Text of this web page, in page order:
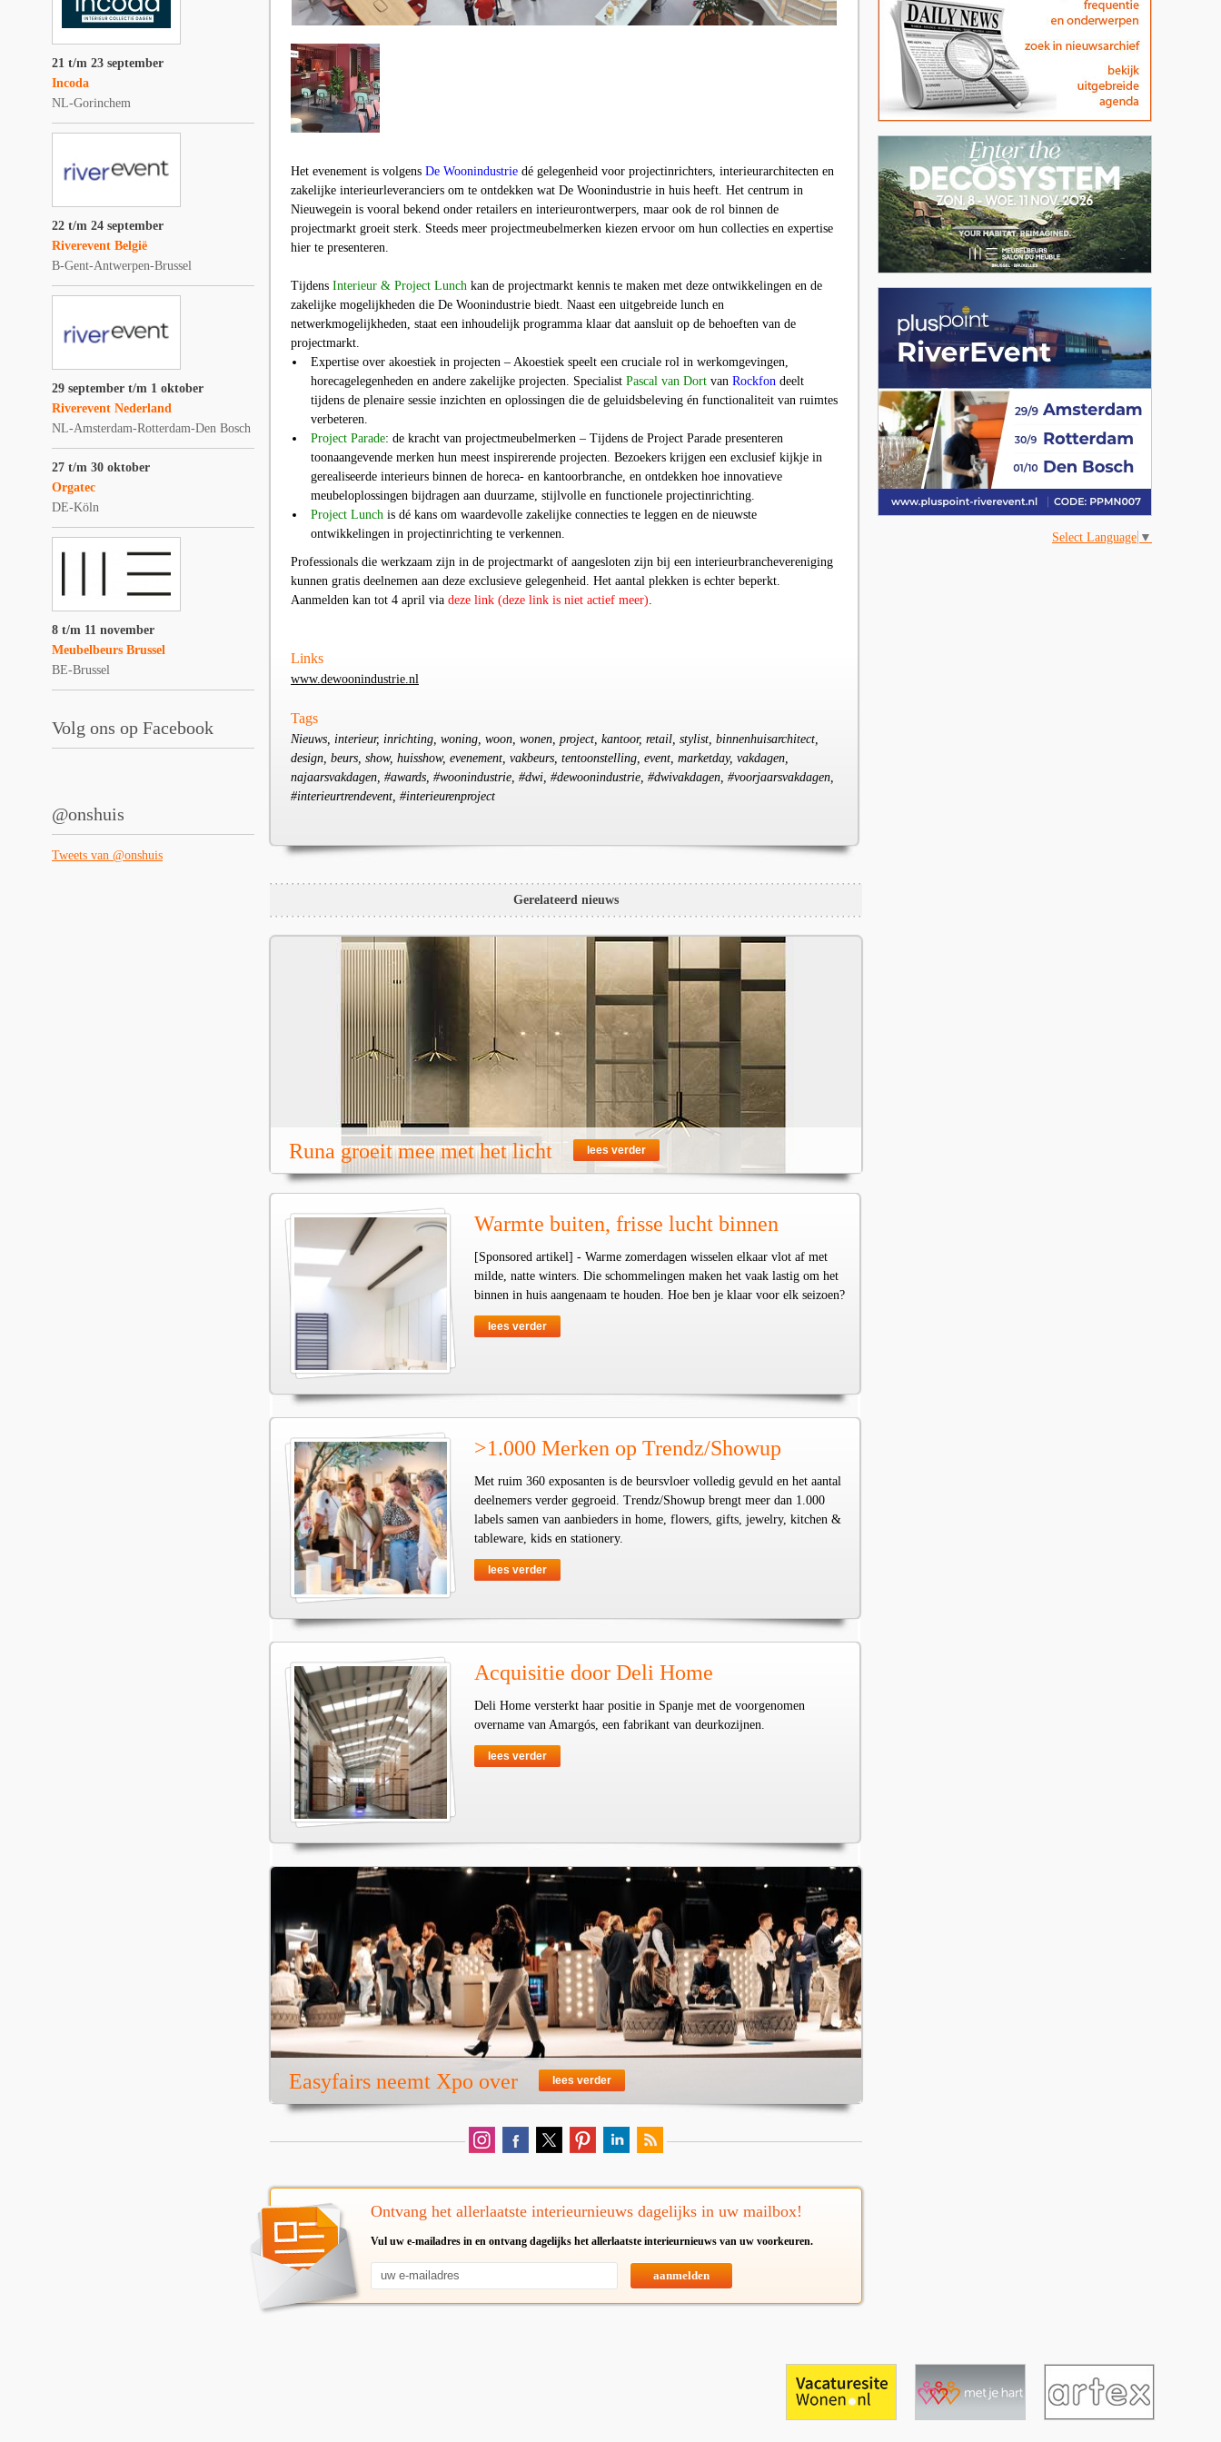
21 t/m 23 september
Incoda
NL-Gorinchem
22 t/m 24 september
Riverevent België
B-Gent-Antwerpen-Brussel
29 september t/m 1 oktober
Riverevent Nederland
NL-Amsterdam-Rotterdam-Den Bosch
27 t/m 30 oktober
Orgatec
DE-Köln
8 t/m 11 november
Meubelbeurs Brussel
BE-Brussel
Volg ons op Facebook
@onshuis
Tweets van @onshuis
Het evenement is volgens De Woonindustrie dé gelegenheid voor projectinrichters, interieurarchitecten en
zakelijke interieurleveranciers om te ontdekken wat De Woonindustrie in huis heeft. Het centrum in
Nieuwegein is vooral bekend onder retailers en interieurontwerpers, maar ook de rol binnen de
projectmarkt groeit sterk. Steeds meer projectmeubelmerken kiezen ervoor om hun collecties en expertise
hier te presenteren.
Tijdens Interieur & Project Lunch kan de projectmarkt kennis te maken met deze ontwikkelingen en de
zakelijke mogelijkheden die De Woonindustrie biedt. Naast een uitgebreide lunch en
netwerkmogelijkheden, staat een inhoudelijk programma klaar dat aansluit op de behoeften van de
projectmarkt.
Expertise over akoestiek in projecten – Akoestiek speelt een cruciale rol in werkomgevingen,
horecagelegenheden en andere zakelijke projecten. Specialist Pascal van Dort van Rockfon deelt
tijdens de plenaire sessie inzichten en oplossingen die de geluidsbeleving én functionaliteit van ruimtes
verbeteren.
Project Parade: de kracht van projectmeubelmerken – Tijdens de Project Parade presenteren
toonaangevende merken hun meest inspirerende projecten. Bezoekers krijgen een exclusief kijkje in
gerealiseerde interieurs binnen de horeca- en kantoorbranche, en ontdekken hoe innovatieve
meubeloplossingen bijdragen aan duurzame, stijlvolle en functionele projectinrichting.
Project Lunch is dé kans om waardevolle zakelijke connecties te leggen en de nieuwste
ontwikkelingen in projectinrichting te verkennen.
Professionals die werkzaam zijn in de projectmarkt of aangesloten zijn bij een interieurbranchevereniging
kunnen gratis deelnemen aan deze exclusieve gelegenheid. Het aantal plekken is echter beperkt.
Aanmelden kan tot 4 april via deze link (deze link is niet actief meer).
Links
www.dewoonindustrie.nl
Tags
Nieuws, interieur, inrichting, woning, woon, wonen, project, kantoor, retail, stylist, binnenhuisarchitect,
design, beurs, show, huisshow, evenement, vakbeurs, tentoonstelling, event, marketday, vakdagen,
najaarsvakdagen, #awards, #woonindustrie, #dwi, #dewoonindustrie, #dwivakdagen, #voorjaarsvakdagen,
#interieurtrendevent, #interieurenproject
Gerelateerd nieuws
Runa groeit mee met het licht lees verder
Warmte buiten, frisse lucht binnen
[Sponsored artikel] - Warme zomerdagen wisselen elkaar vlot af met
milde, natte winters. Die schommelingen maken het vaak lastig om het
binnen in huis aangenaam te houden. Hoe ben je klaar voor elk seizoen?
lees verder
>1.000 Merken op Trendz/Showup
Met ruim 360 exposanten is de beursvloer volledig gevuld en het aantal
deelnemers verder gegroeid. Trendz/Showup brengt meer dan 1.000
labels samen van aanbieders in home, flowers, gifts, jewelry, kitchen &
tableware, kids en stationery.
lees verder
Acquisitie door Deli Home
Deli Home versterkt haar positie in Spanje met de voorgenomen
overname van Amargós, een fabrikant van deurkozijnen.
lees verder
Easyfairs neemt Xpo over lees verder
Ontvang het allerlaatste interieurnieuws dagelijks in uw mailbox!
Vul uw e-mailadres in en ontvang dagelijks het allerlaatste interieurnieuws van uw voorkeuren.
aanmelden
Select Language ▼